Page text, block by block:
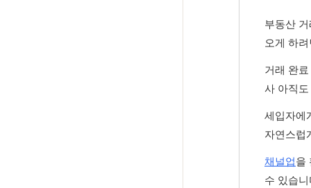
부동산
오게 하
거래 완
사 아직
세입자에
자연스럽
채널업을
수 있습